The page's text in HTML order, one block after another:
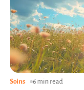
Soins 6 min read